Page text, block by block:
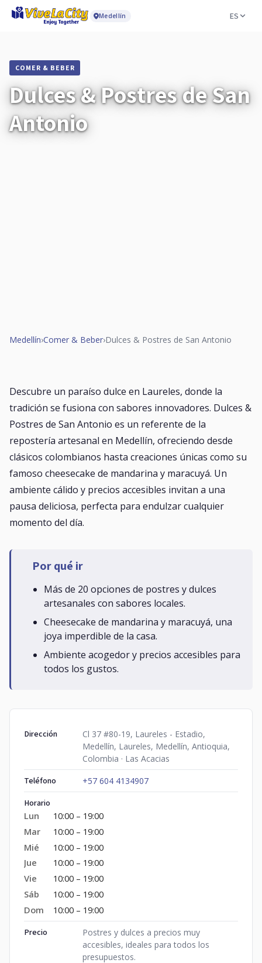
Medellín ES
COMER & BEBER
Dulces & Postres de San
Antonio
Medellín›Comer & Beber›Dulces & Postres de San Antonio
Descubre un paraíso dulce en Laureles, donde la
tradición se fusiona con sabores innovadores. Dulces &
Postres de San Antonio es un referente de la
repostería artesanal en Medellín, ofreciendo desde
clásicos colombianos hasta creaciones únicas como su
famoso cheesecake de mandarina y maracuyá. Un
ambiente cálido y precios accesibles invitan a una
pausa deliciosa, perfecta para endulzar cualquier
momento del día.
Por qué ir
Más de 20 opciones de postres y dulces
artesanales con sabores locales.
Cheesecake de mandarina y maracuyá, una
joya imperdible de la casa.
Ambiente acogedor y precios accesibles para
todos los gustos.
Dirección
Cl 37 #80-19, Laureles - Estadio,
Medellín, Laureles, Medellín, Antioquia,
Colombia · Las Acacias
Teléfono +57 604 4134907
Horario
Lun
10:00 – 19:00
Mar
10:00 – 19:00
Mié
10:00 – 19:00
Jue
10:00 – 19:00
Vie
10:00 – 19:00
Sáb
10:00 – 19:00
Dom
10:00 – 19:00
Precio
Postres y dulces a precios muy
accesibles, ideales para todos los
presupuestos.